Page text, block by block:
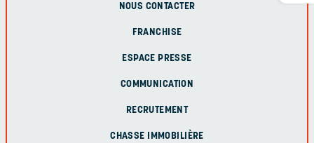
NOUS CONTACTER
FRANCHISE
ESPACE PRESSE
COMMUNICATION
RECRUTEMENT
CHASSE IMMOBILIÈRE